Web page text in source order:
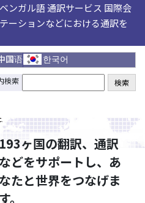
ンガル語 通訳サービス 国際会
ーションなどにおける通訳を